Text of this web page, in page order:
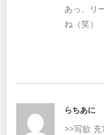
あっ、リ
ね（笑）
らちあに
>>写欲